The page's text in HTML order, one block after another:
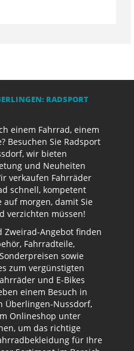
RADSPORT
einem Fahrrad, einem
Besuchen Sie Radsport
wir bieten
und Neuheiten
verkaufen Fahrräder
schnell, kompetent
morgen, damit Sie
verzichten müssen!
Zweirad-Angebot finden
Fahrradteile,
sowie
zum vergünstigten
und E-Bikes
einem Besuch in
Überlingen-Nussdorf,
Onlineshop unter
um das richtige
für Ihre